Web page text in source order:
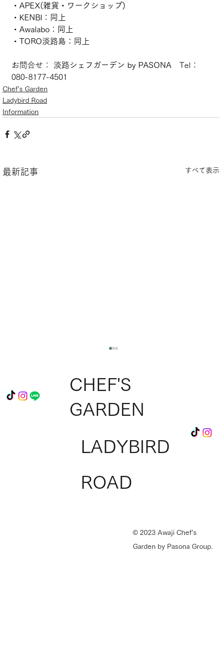
・APEX(雑貨・ワークショップ)
・KENBI：同上
・Awalabo：同上
・TORO淡路島：同上
お問合せ： 淡路シェフガーデン by PASONA Tel：
080-8177-4501
Chef's Garden
Ladybird Road
Information
最新記事 すべて表示
フベンチャーズ』参加料理人を募集中
© 2023 Awaji Chef's
Garden by Pasona Group.
LADYBIRD
ROAD
CHEF'S
GARDEN